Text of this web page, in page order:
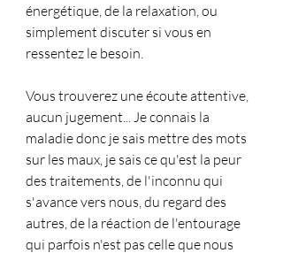
énergétique, de la relaxation, ou
simplement discuter si vous en
ressentez le besoin.
Vous trouverez une écoute attentive,
aucun jugement... Je connais la
maladie donc je sais mettre des mots
sur les maux, je sais ce qu'est la peur
des traitements, de l'inconnu qui
s'avance vers nous, du regard des
autres, de la réaction de l'entourage
qui parfois n'est pas celle que nous